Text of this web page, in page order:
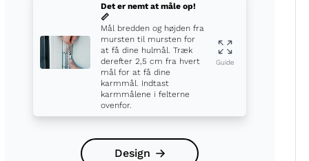
Det er nemt at måle op!
📏
Mål bredden og højden fra
mursten til mursten for
at få dine hulmål. Træk
derefter 2,5 cm fra hvert
mål for at få dine
karmmål. Indtast
karmmålene i felterne
ovenfor.
Guide
Design